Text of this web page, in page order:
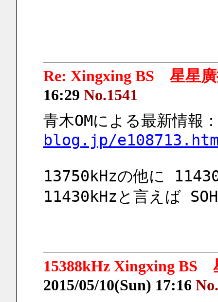
Re: Xingxing BS 星星
16:29 No.1541
青木OMによる最新情報
blog.jp/
13750kHzの他に
11430kHzと言えば
15388kHz Xingxing BS
2015/05/10(Sun) 17:16